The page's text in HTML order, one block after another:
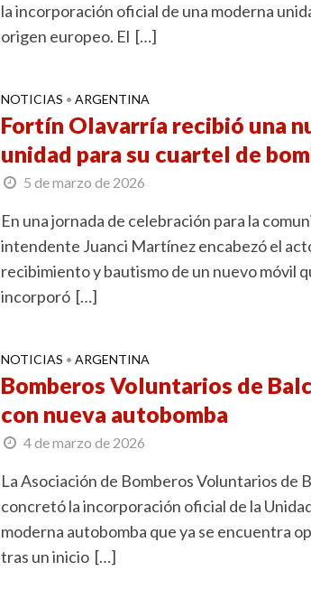
la incorporación oficial de una moderna
origen europeo. El […]
NOTICIAS • ARGENTINA
Fortín Olavarría recibió una
unidad para su cuartel de
5 de marzo de 2026
En una jornada de celebración para la
intendente Juanci Martínez encabezó el
recibimiento y bautismo de un nuevo móvil
incorporó […]
NOTICIAS • ARGENTINA
Bomberos Voluntarios de
con nueva autobomba
4 de marzo de 2026
La Asociación de Bomberos Voluntarios de
concretó la incorporación oficial de la
moderna autobomba que ya se encuentra
tras un inicio […]